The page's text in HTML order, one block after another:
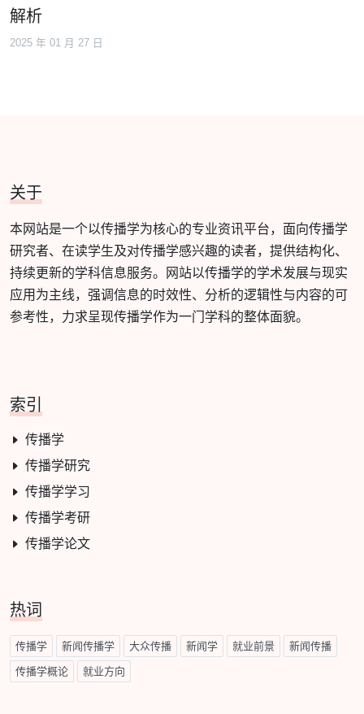
解析
2025 年 01 月 27 日
关于
本网站是一个以传播学为核心的专业资讯平台，面向传播学
研究者、在读学生及对传播学感兴趣的读者，提供结构化、
持续更新的学科信息服务。网站以传播学的学术发展与现实
应用为主线，强调信息的时效性、分析的逻辑性与内容的可
参考性，力求呈现传播学作为一门学科的整体面貌。
索引
传播学
传播学研究
传播学学习
传播学考研
传播学论文
热词
传播学 新闻传播学 大众传播 新闻学 就业前景 新闻传播
传播学概论 就业方向